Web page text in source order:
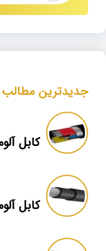
جدیدترین مطالب